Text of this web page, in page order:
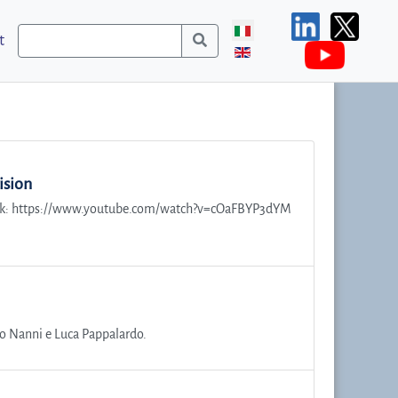
https://www.youtube.com/watch?v=cOaFBYP3dYM
Nanni e Luca Pappalardo.